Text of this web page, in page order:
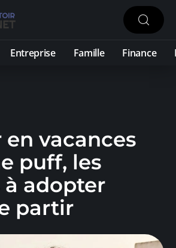
Entreprise Famille Finance
en vacances
puff, les
à adopter
partir